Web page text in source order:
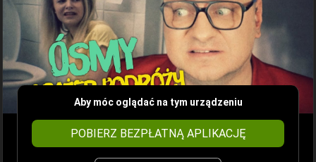
Aby móc oglądać na tym urządzeniu
POBIERZ BEZPŁATNĄ APLIKACJĘ